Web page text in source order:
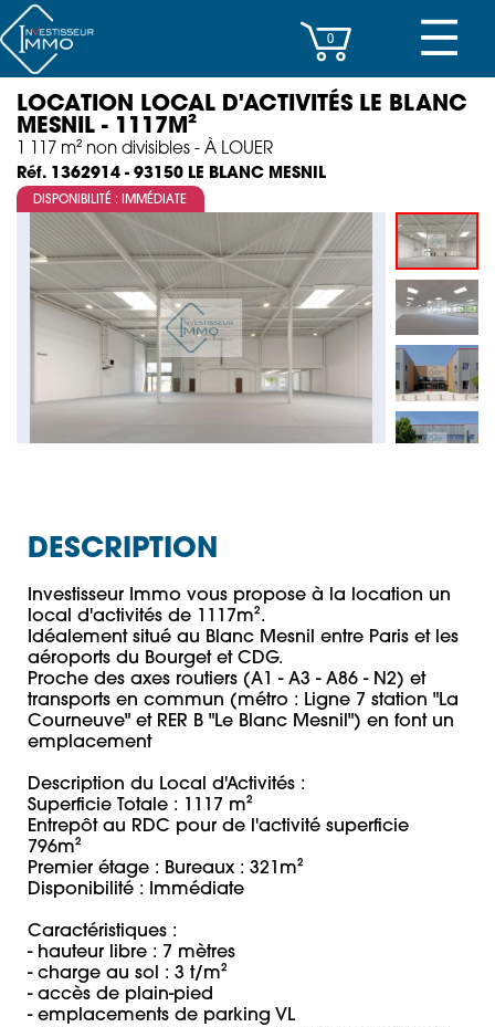
CENTRES D’AFFAIRES
IMMEUBLES DE RAPPORT
PROPERTY MANAGEMENT
PROGRAMMES NEUFS
INVESTISSEMENT
SOCIÉTÉ
☰
0
LOCATION LOCAL D'ACTIVITÉS LE BLANC
MESNIL - 1117M²
1 117 m² non divisibles - À LOUER
Réf. 1362914 - 93150 LE BLANC MESNIL
DISPONIBILITÉ : IMMÉDIATE
DESCRIPTION
Investisseur Immo vous propose à la location un
local d'activités de 1117m².
Idéalement situé au Blanc Mesnil entre Paris et les
aéroports du Bourget et CDG.
Proche des axes routiers (A1 - A3 - A86 - N2) et
transports en commun (métro : Ligne 7 station "La
Courneuve" et RER B "Le Blanc Mesnil") en font un
emplacement
Description du Local d'Activités :
Superficie Totale : 1117 m²
Entrepôt au RDC pour de l'activité superficie
796m²
Premier étage : Bureaux : 321m²
Disponibilité : Immédiate
Caractéristiques :
- hauteur libre : 7 mètres
- charge au sol : 3 t/m²
- accès de plain-pied
- emplacements de parking VL